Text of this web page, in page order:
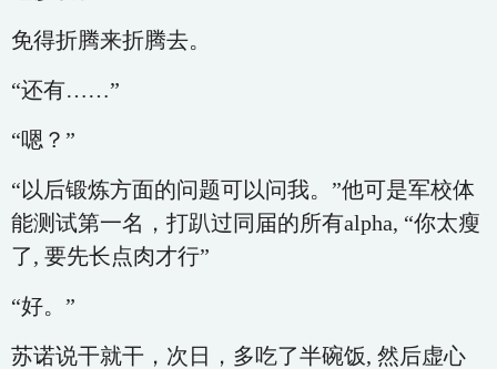
免得折腾来折腾去。
“还有……”
“嗯？”
“以后锻炼方面的问题可以问我。”他可是军校体
能测试第一名，打趴过同届的所有alpha, “你太瘦
了, 要先长点肉才行”
“好。”
苏诺说干就干，次日，多吃了半碗饭, 然后虚心